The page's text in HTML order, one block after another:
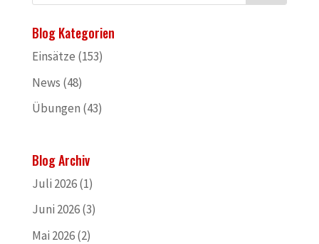
Blog Kategorien
Einsätze (153)
News (48)
Übungen (43)
Blog Archiv
Juli 2026(1)
Juni 2026(3)
Mai 2026(2)